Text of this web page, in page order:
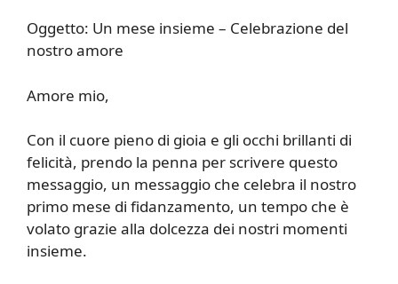
Oggetto: Un mese insieme – Celebrazione del
nostro amore
Amore mio,
Con il cuore pieno di gioia e gli occhi brillanti di
felicità, prendo la penna per scrivere questo
messaggio, un messaggio che celebra il nostro
primo mese di fidanzamento, un tempo che è
volato grazie alla dolcezza dei nostri momenti
insieme.